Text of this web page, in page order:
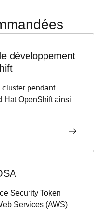
développement
cluster pendant
Hat OpenShift ainsi
Security Token
Services (AWS)